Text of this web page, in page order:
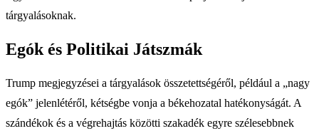
tárgyalásoknak.
Egók és Politikai Játszmák
Trump megjegyzései a tárgyalások összetettségéről, például a „nagy
egók” jelenlétéről, kétségbe vonja a békehozatal hatékonyságát. A
szándékok és a végrehajtás közötti szakadék egyre szélesebbnek